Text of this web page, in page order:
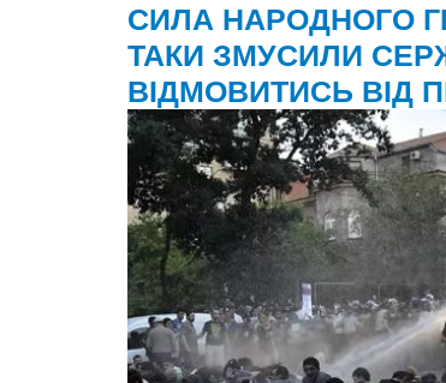
СИЛА НАРОДНОГО
ТАКИ ЗМУСИЛИ
ВІДМОВИТИСЬ ВІД